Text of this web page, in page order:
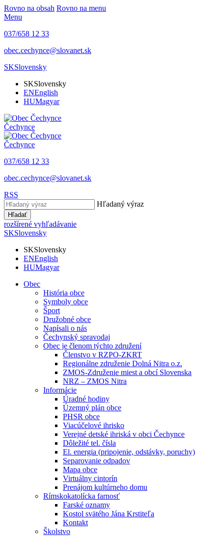
Rovno na obsah Rovno na menu
Menu
037/658 12 33
obec.cechynce@slovanet.sk
SKSlovensky
SKSlovensky
ENEnglish
HUMagyar
Čechynce
Čechynce
037/658 12 33
obec.cechynce@slovanet.sk
RSS
Hľadaný výraz
Hľadať
rozšírené vyhľadávanie
SKSlovensky
SKSlovensky
ENEnglish
HUMagyar
Obec
História obce
Symboly obce
Šport
Družobné obce
Napísali o nás
Čechynský spravodaj
Obec je členom týchto združení
Členstvo v RZPO-ZKRT
Regionálne združenie Dolná Nitra o.z.
ZMOS-Združenie miest a obcí Slovenska
NRZ – ZMOS Nitra
Informácie
Úradné hodiny
Územný plán obce
PHSR obce
Viacúčelové ihrisko
Verejné detské ihriská v obci Čechynce
Dôležité tel. čísla
El. energia (pripojenie, odstávky, poruchy)
Separovanie odpadov
Mapa obce
Virtuálny cintorín
Prenájom kultúrneho domu
Rímskokatolícka farnosť
Farské oznamy
Kostol svätého Jána Krstiteľa
Kontakt
Školstvo